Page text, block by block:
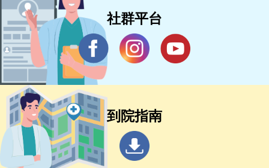
社群平台
到院指南